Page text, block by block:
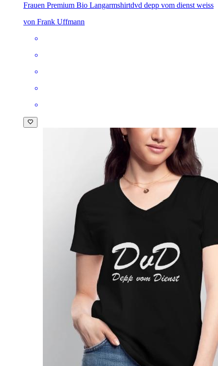
Frauen Premium Bio Langarmshirtdvd depp vom dienst weiss
von Frank Uffmann